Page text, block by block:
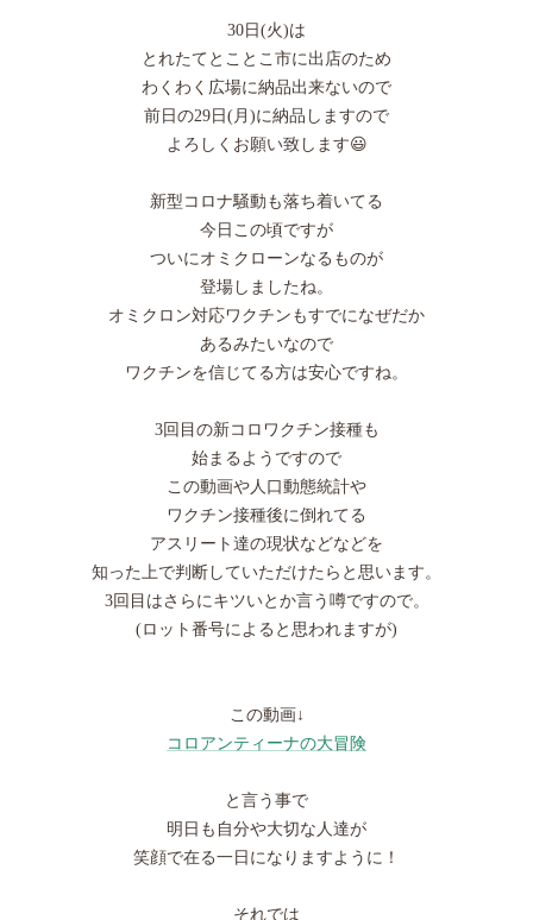
30日(火)は
とれたてとことこ市に出店のため
わくわく広場に納品出来ないので
前日の29日(月)に納品しますので
よろしくお願い致します😃
新型コロナ騒動も落ち着いてる
今日この頃ですが
ついにオミクローンなるものが
登場しましたね。
オミクロン対応ワクチンもすでになぜだか
あるみたいなので
ワクチンを信じてる方は安心ですね。
3回目の新コロワクチン接種も
始まるようですので
この動画や人口動態統計や
ワクチン接種後に倒れてる
アスリート達の現状などなどを
知った上で判断していただけたらと思います。
3回目はさらにキツいとか言う噂ですので。
(ロット番号によると思われますが)
この動画↓
コロアンティーナの大冒険
と言う事で
明日も自分や大切な人達が
笑顔で在る一日になりますように！
それでは